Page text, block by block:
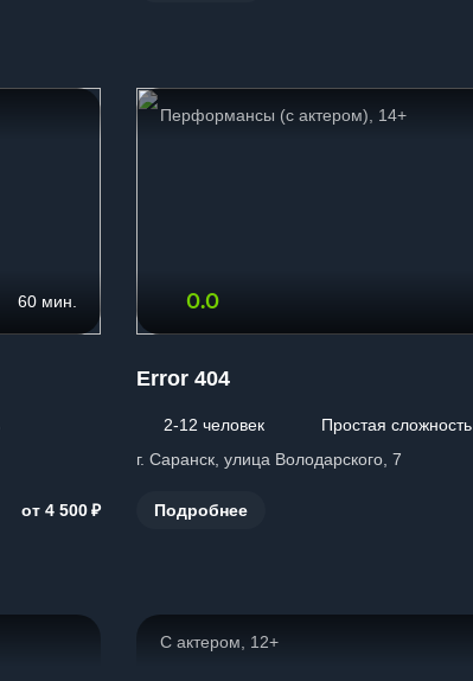
60 мин.
от 4 500₽
Перформансы (с актером), 14+
0.0
Error 404
2-12 человек
Простая сложность
г. Саранск, улица Володарского, 7
Подробнее
С актером, 12+